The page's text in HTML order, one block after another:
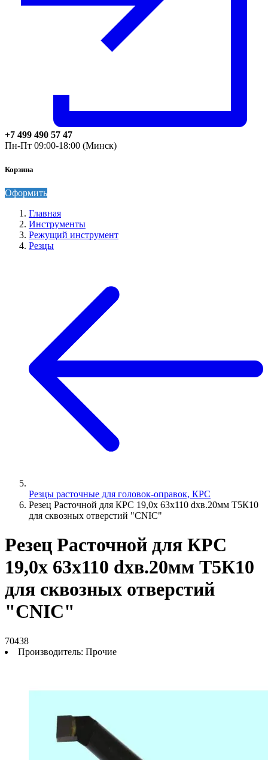
+7 499 490 57 47
Пн-Пт 09:00-18:00 (Минск)
Корзина
Оформить
Главная
Инструменты
Режущий инструмент
Резцы
Резцы расточные для головок-оправок, КРС
Резец Расточной для КРС 19,0х 63х110 dхв.20мм Т5К10
для сквозных отверстий "CNIC"
Резец Расточной для КРС
19,0х 63х110 dхв.20мм Т5К10
для сквозных отверстий
"CNIC"
70438
Производитель: Прочие